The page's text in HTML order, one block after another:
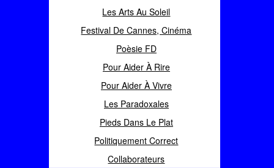
Les Arts Au Soleil
Festival De Cannes, Cinéma
Poèsie FD
Pour Aider À Rire
Pour Aider À Vivre
Les Paradoxales
Pieds Dans Le Plat
Politiquement Correct
Collaborateurs